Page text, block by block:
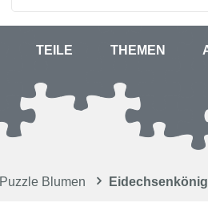
TEILE THEMEN
Puzzle Blumen